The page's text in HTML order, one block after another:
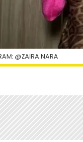
@ZAIRA.NARA